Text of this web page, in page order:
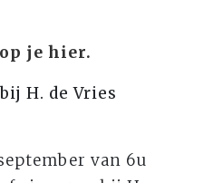
je hier.
H. de Vries
van 6u